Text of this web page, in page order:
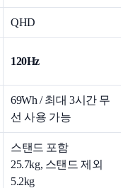
QHD
120Hz
69Wh / 최대 3시간 무
선 사용 가능
스탠드 포함
25.7kg, 스탠드 제외
5.2kg